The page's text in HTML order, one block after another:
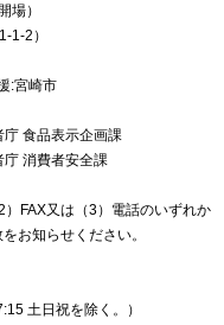
場）
1-2）
:宮崎市
食品表示企画課
消費者安全課
FAX又は（3）電話のいずれか
お知らせください。
土日祝を除く。）